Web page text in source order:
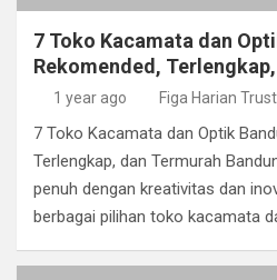
7 Toko Kacamata dan
Rekomended,
1 year ago Figa Harian Trust
7 Toko Kacamata dan Optik
Terlengkap, dan Termurah
penuh dengan kreativitas dan
berbagai pilihan toko kacamata